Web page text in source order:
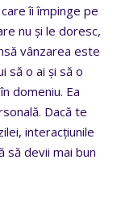
îi împinge pe
nu și le doresc,
vânzarea este
să o ai și să o
domeniu. Ea
Dacă te
interacțiunile
să devii mai bun